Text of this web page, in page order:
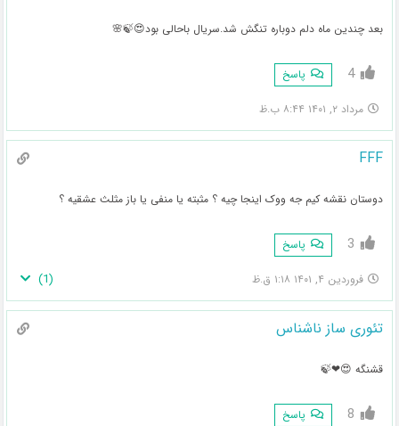
بعد چندین ماه دلم دوباره تنگش شد.سریال باحالی بود😍🍃🌸
4 پاسخ
مرداد ۲, ۱۴۰۱ ۸:۴۴ ب.ظ
FFF
دوستان نقشه کیم جه ووک اینجا چیه ؟ مثبته یا منفی یا باز مثلث عشقیه ؟
3 پاسخ
فروردین ۴, ۱۴۰۱ ۱:۱۸ ق.ظ (
1
)
تئوری ساز ناشناس
قشنگه 😍❤🍃
8 پاسخ